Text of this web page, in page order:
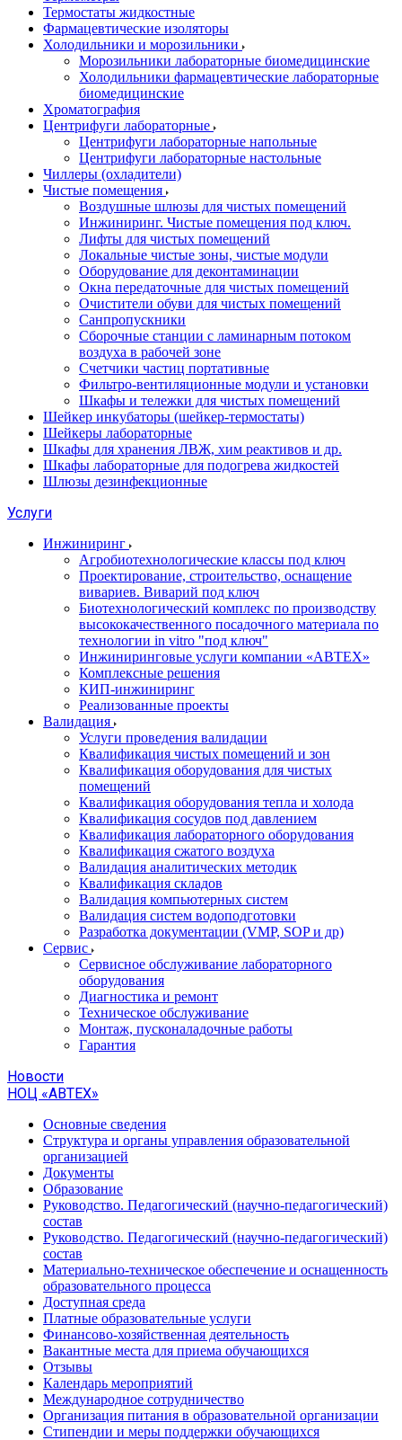
Термостаты жидкостные
Фармацевтические изоляторы
Холодильники и морозильники
Морозильники лабораторные биомедицинские
Холодильники фармацевтические лабораторные
биомедицинские
Хроматография
Центрифуги лабораторные
Центрифуги лабораторные напольные
Центрифуги лабораторные настольные
Чиллеры (охладители)
Чистые помещения
Воздушные шлюзы для чистых помещений
Инжиниринг. Чистые помещения под ключ.
Лифты для чистых помещений
Локальные чистые зоны, чистые модули
Оборудование для деконтаминации
Окна передаточные для чистых помещений
Очистители обуви для чистых помещений
Санпропускники
Сборочные станции с ламинарным потоком
воздуха в рабочей зоне
Счетчики частиц портативные
Фильтро-вентиляционные модули и установки
Шкафы и тележки для чистых помещений
Шейкер инкубаторы (шейкер-термостаты)
Шейкеры лабораторные
Шкафы для хранения ЛВЖ, хим реактивов и др.
Шкафы лабораторные для подогрева жидкостей
Шлюзы дезинфекционные
Услуги
Инжиниринг
Агробиотехнологические классы под ключ
Проектирование, строительство, оснащение
вивариев. Виварий под ключ
Биотехнологический комплекс по производству
высококачественного посадочного материала по
технологии in vitro "под ключ"
Инжиниринговые услуги компании «АВТЕХ»
Комплексные решения
КИП-инжиниринг
Реализованные проекты
Валидация
Услуги проведения валидации
Квалификация чистых помещений и зон
Квалификация оборудования для чистых
помещений
Квалификация оборудования тепла и холода
Квалификация сосудов под давлением
Квалификация лабораторного оборудования
Квалификация сжатого воздуха
Валидация аналитических методик
Квалификация складов
Валидация компьютерных систем
Валидация систем водоподготовки
Разработка документации (VMP, SOP и др)
Cервис
Сервисное обслуживание лабораторного
оборудования
Диагностика и ремонт
Техническое обслуживание
Монтаж, пусконаладочные работы
Гарантия
Новости
НОЦ «АВТЕХ»
Основные сведения
Структура и органы управления образовательной
организацией
Документы
Образование
Руководство. Педагогический (научно-педагогический)
состав
Руководство. Педагогический (научно-педагогический)
состав
Материально-техническое обеспечение и оснащенность
образовательного процесса
Доступная среда
Платные образовательные услуги
Финансово-хозяйственная деятельность
Вакантные места для приема обучающихся
Отзывы
Календарь мероприятий
Международное сотрудничество
Организация питания в образовательной организации
Стипендии и меры поддержки обучающихся